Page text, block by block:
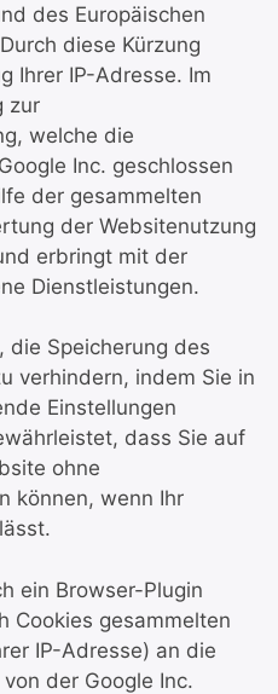
des Europäischen
diese Kürzung
Ihrer IP-Adresse. Im
zur
welche die
Inc. geschlossen
der gesammelten
der Websitenutzung
erbringt mit der
Dienstleistungen.
die Speicherung des
verhindern, indem Sie in
Einstellungen
dass Sie auf
ohne
können, wenn Ihr
ein Browser-Plugin
Cookies gesammelten
IP-Adresse) an die
der Google Inc.